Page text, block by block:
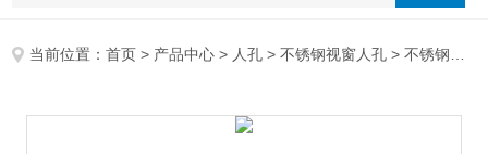
当前位置：首页 > 产品中心 > 人孔 >不锈钢视窗人孔 > 不锈钢视窗常压人孔 人孔/手孔